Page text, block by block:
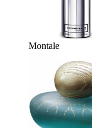
Montale